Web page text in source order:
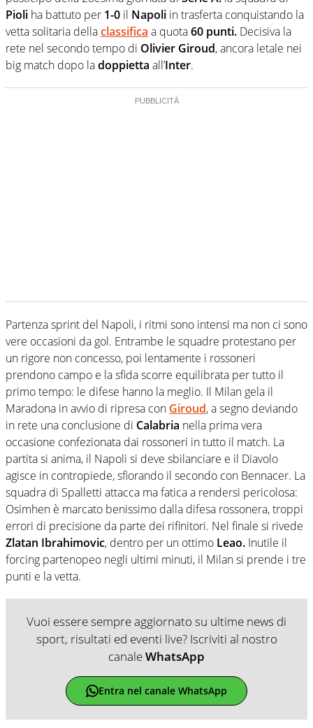
Pioli ha battuto per 1-0 il Napoli in trasferta conquistando la
vetta solitaria dellaclassifica a quota60 punti. Decisiva la
rete nel secondo tempo di Olivier Giroud, ancora letale nei
big match dopo ladoppietta all’Inter.
Partenza sprint del Napoli, i ritmi sono intensi ma non ci sono
vere occasioni da gol. Entrambe le squadre protestano per
un rigore non concesso, poi lentamente i rossoneri
prendono campo e la sfida scorre equilibrata per tutto il
primo tempo: le difese hanno la meglio. Il Milan gela il
Maradona in avvio di ripresa con Giroud, a segno deviando
in rete una conclusione di Calabria nella prima vera
occasione confezionata dai rossoneri in tutto il match. La
partita si anima, il Napoli si deve sbilanciare e il Diavolo
agisce in contropiede, sfiorando il secondo con Bennacer. La
squadra di Spalletti attacca ma fatica a rendersi pericolosa:
Osimhen è marcato benissimo dalla difesa rossonera, troppi
errori di precisione da parte dei rifinitori. Nel finale si rivede
Zlatan Ibrahimovic, dentro per un ottimo Leao. Inutile il
forcing partenopeo negli ultimi minuti, il Milan si prende i tre
punti e la vetta.
Vuoi essere sempre aggiornato su ultime news di
sport, risultati ed eventi live? Iscriviti al nostro
canaleWhatsApp
Entra nel canale WhatsApp